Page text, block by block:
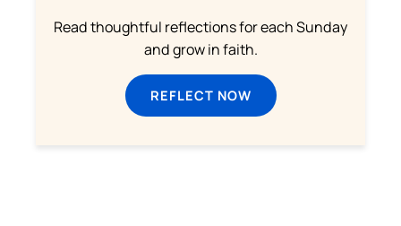
Read thoughtful reflections for each Sunday
and grow in faith.
REFLECT NOW